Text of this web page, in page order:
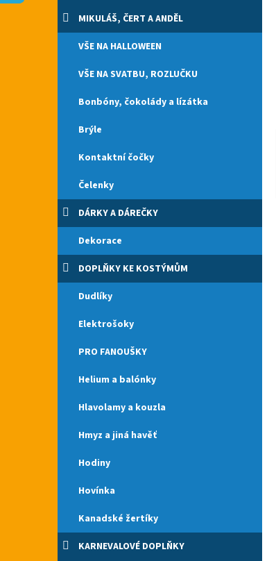
e
l
MIKULÁŠ, ČERT A ANDĚL
VŠE NA HALLOWEEN
VŠE NA SVATBU, ROZLUČKU
Bonbóny, čokolády a lízátka
Brýle
Kontaktní čočky
Čelenky
DÁRKY A DÁREČKY
Dekorace
DOPLŇKY KE KOSTÝMŮM
Dudlíky
Elektrošoky
PRO FANOUŠKY
Helium a balónky
Hlavolamy a kouzla
Hmyz a jiná havěť
Hodiny
Hovínka
Kanadské žertíky
KARNEVALOVÉ DOPLŇKY